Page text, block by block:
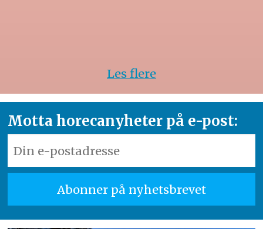
Les flere
Motta horecanyheter på e-post: